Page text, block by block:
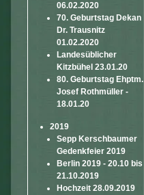
06.02.2020
70. Geburtstag Dekan
Dr. Trausnitz
01.02.2020
Landesüblicher
Kitzbühel 23.01.20
80. Geburtstag Ehptm.
Josef Rothmüller -
18.01.20
2019
Sepp Kerschbaumer
Gedenkfeier 2019
Berlin 2019 - 20.10 bis
21.10.2019
Hochzeit 28.09.2019